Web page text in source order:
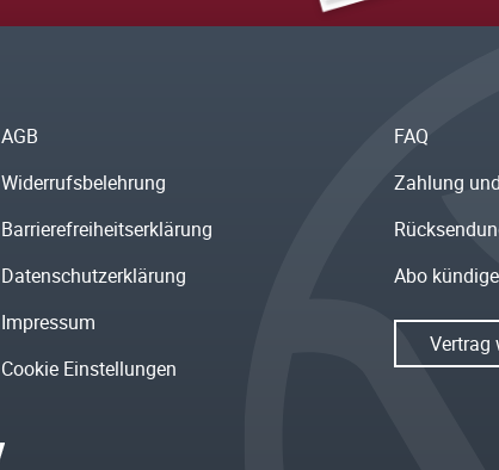
AGB
Widerrufsbelehrung
Barrierefreiheitserklärung
Datenschutzerklärung
Impressum
Cookie Einstellungen
FAQ
Zahlung
Abo
Vertrag